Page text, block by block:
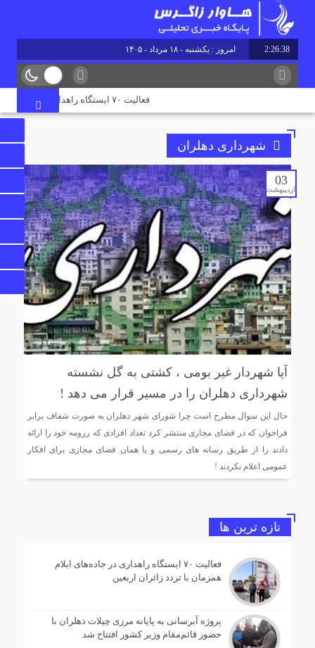
2:26:39 امروز : یکشنبه - ۱۸ مرداد - ۱۴۰۵
فعالیت ۷۰ ایستگاه راهداری در جاده‌های ایلام همزمان با تردد زائران اربعین
شهرداری دهلران
03
اردیبهشت
آیا شهردار غیر بومی ، کشتی به گل نشسته
شهرداری دهلران را در مسیر قرار می دهد !
حال این سوال مطرح است چرا شورای شهر دهلران به صورت شفاف برابر
فراخوان که در فضای مجازی منتشر کرد تعداد افرادی که رزومه خود را ارائه
دادند را از طریق رسانه های رسمی و یا همان فضای مجازی برای افکار
عمومی اعلام نکردند !
تازه ترین ها
فعالیت ۷۰ ایستگاه راهداری در جاده‌های ایلام
همزمان با تردد زائران اربعین
پروژه آبرسانی به پایانه مرزی چیلات دهلران با
حضور قائم‌مقام وزیر کشور افتتاح شد